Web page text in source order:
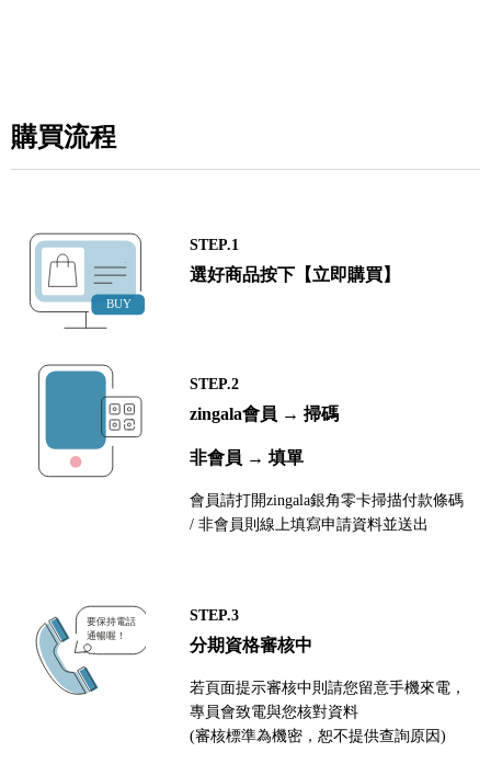
購買流程
STEP.1
選好商品按下【立即購買】
STEP.2
zingala會員 → 掃碼
非會員 → 填單
會員請打開zingala銀角零卡掃描付款條碼
/ 非會員則線上填寫申請資料並送出
STEP.3
分期資格審核中
若頁面提示審核中則請您留意手機來電，
專員會致電與您核對資料
(審核標準為機密，恕不提供查詢原因)